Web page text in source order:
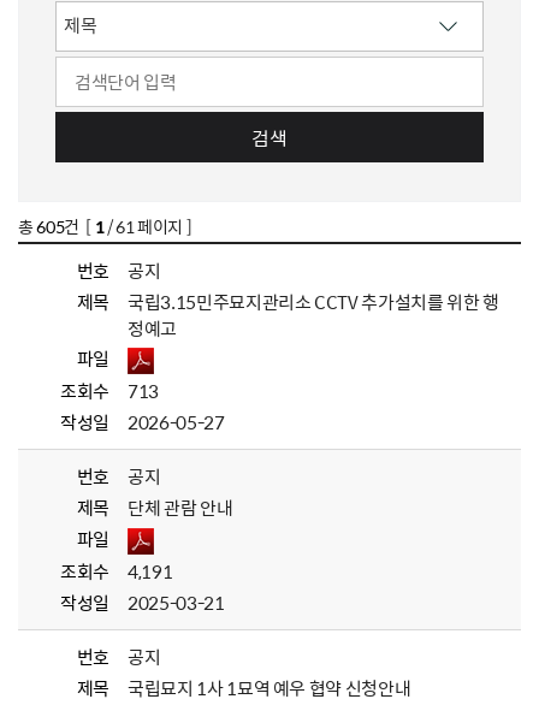
검색
총605건 [ 1/ 61 페이지 ]
번호
공지
제목
국립3.15민주묘지관리소 CCTV 추가설치를 위한 행
정예고
파일
조회수
713
작성일
2026-05-27
번호
공지
제목
단체 관람 안내
파일
조회수
4,191
작성일
2025-03-21
번호
공지
제목
국립묘지 1사 1묘역 예우 협약 신청안내